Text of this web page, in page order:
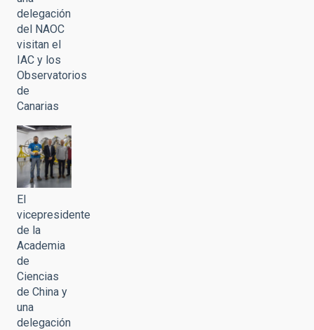
delegación
del NAOC
visitan el
IAC y los
Observatorios
de
Canarias
El
vicepresidente
de la
Academia
de
Ciencias
de China y
una
delegación